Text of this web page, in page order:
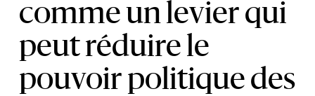
comme un levier qui
peut réduire le
pouvoir politique des